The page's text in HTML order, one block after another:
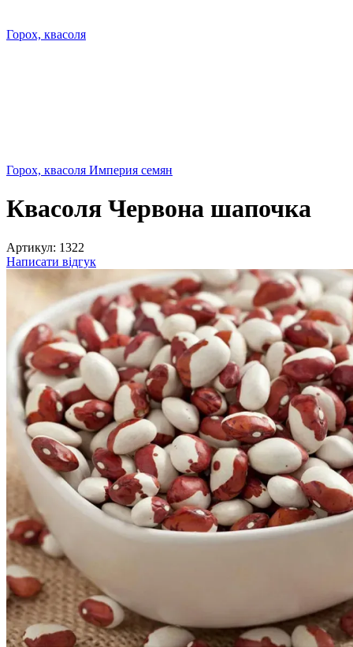
Горох, квасоля
Горох, квасоля Империя семян
Квасоля Червона шапочка
Артикул: 1322
Написати відгук